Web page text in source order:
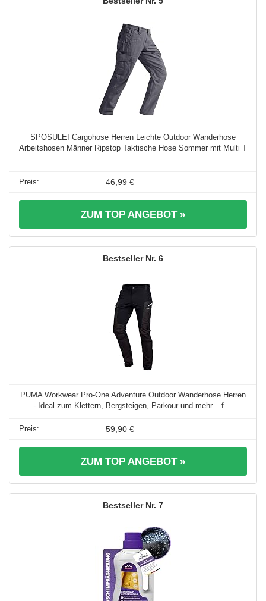
SPOSULEI Cargohose Herren Leichte Outdoor Wanderhose
Arbeitshosen Männer Ripstop Taktische Hose Sommer mit Multi T
...
46,99 €
ZUM TOP ANGEBOT »
6
PUMA Workwear Pro-One Adventure Outdoor Wanderhose Herren
- Ideal zum Klettern, Bergsteigen, Parkour und mehr – f ...
59,90 €
ZUM TOP ANGEBOT »
7